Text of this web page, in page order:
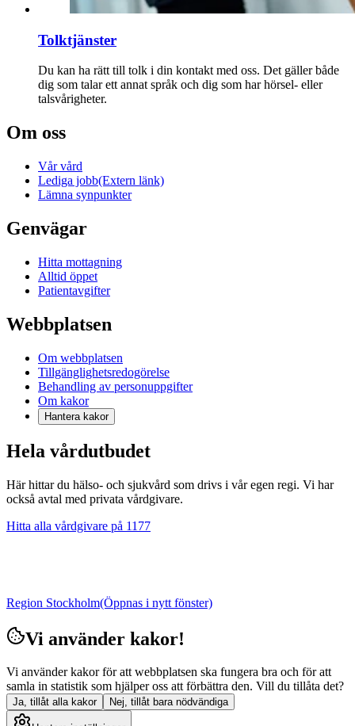
Tolktjänster
Du kan ha rätt till tolk i din kontakt med oss. Det gäller både
dig som talar ett annat språk och dig som har hörsel- eller
talsvårigheter.
Om oss
Vår vård
Lediga jobb(Extern länk)
Lämna synpunkter
Genvägar
Hitta mottagning
Alltid öppet
Patientavgifter
Webbplatsen
Om webbplatsen
Tillgänglighetsredogörelse
Behandling av personuppgifter
Om kakor
Hantera kakor
Hela vårdutbudet
Här hittar du hälso- och sjukvård som drivs i vår egen regi. Vi har
också avtal med privata vårdgivare.
Hitta alla vårdgivare på 1177
Region Stockholm(Öppnas i nytt fönster)
Vi använder kakor!
Vi använder kakor för att webbplatsen ska fungera bra och för att
samla in statistik som hjälper oss att förbättra den. Vill du tillåta det?
Ja, tillåt alla kakor Nej, tillåt bara nödvändiga